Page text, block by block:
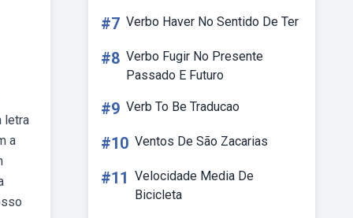
letra
a
#7 Verbo Haver No Sentido De Ter
#8 Verbo Fugir No Presente
Passado E Futuro
#9 Verb To Be Traducao
#10 Ventos De São Zacarias
#11 Velocidade Media De
Bicicleta